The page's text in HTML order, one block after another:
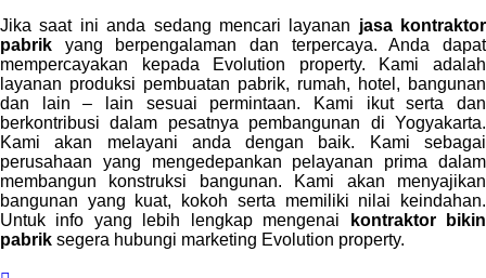
Jika saat ini anda sedang mencari layanan jasa kontraktor
pabrik yang berpengalaman dan terpercaya. Anda dapat
mempercayakan kepada Evolution property. Kami adalah
layanan produksi pembuatan pabrik, rumah, hotel, bangunan
dan lain – lain sesuai permintaan. Kami ikut serta dan
berkontribusi dalam pesatnya pembangunan di Yogyakarta.
Kami akan melayani anda dengan baik. Kami sebagai
perusahaan yang mengedepankan pelayanan prima dalam
membangun konstruksi bangunan. Kami akan menyajikan
bangunan yang kuat, kokoh serta memiliki nilai keindahan.
Untuk info yang lebih lengkap mengenai
kontraktor bikin
pabrik segera hubungi marketing Evolution property.